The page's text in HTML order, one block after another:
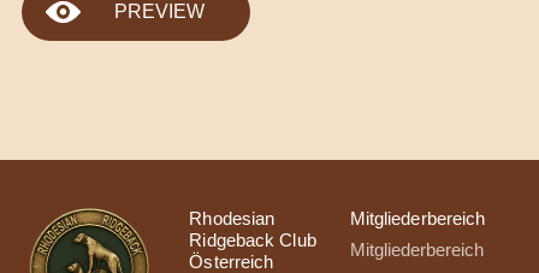
PREVIEW
Rhodesian
Ridgeback Club
Österreich
Mitgliederbereich
Mitgliederbereich